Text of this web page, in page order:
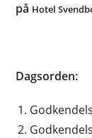
på Hotel
Dagsorden: